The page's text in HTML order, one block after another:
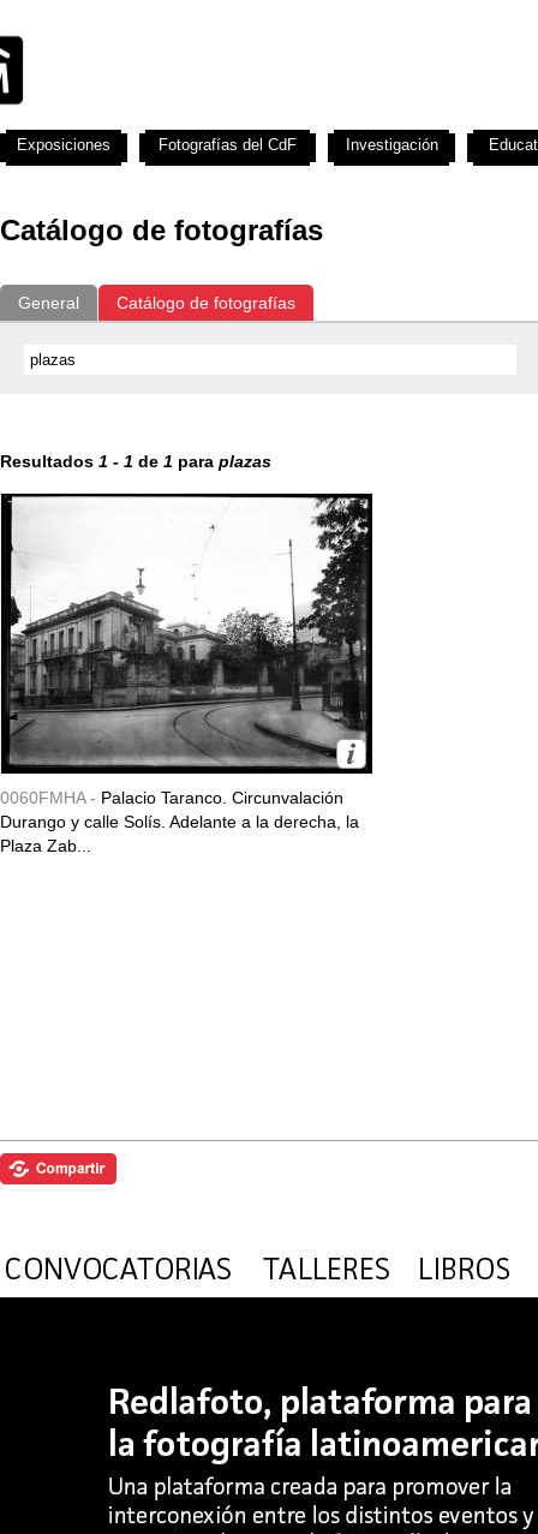
Catálogo de fotografías
General Catálogo de fotografías
Resultados 1 - 1 de 1 para plazas
0060FMHA - Palacio Taranco. Circunvalación
Durango y calle Solís. Adelante a la derecha, la
Plaza Zab...
Exposiciones Fotografías del CdF Investigación